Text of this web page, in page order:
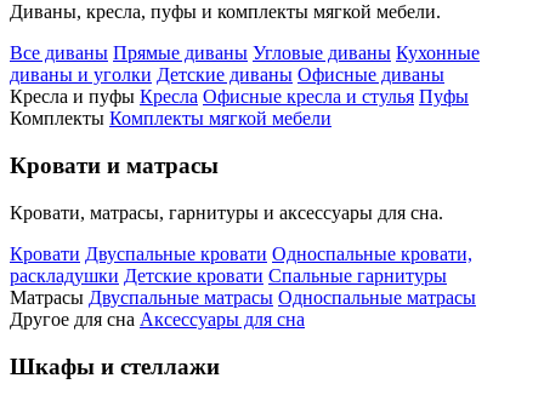
Диваны, кресла, пуфы и комплекты мягкой мебели.
Все диваны Прямые диваны Угловые диваны Кухонные
диваны и уголки Детские диваны Офисные диваны
Кресла и пуфы Кресла Офисные кресла и стулья Пуфы
Комплекты Комплекты мягкой мебели
Кровати и матрасы
Кровати, матрасы, гарнитуры и аксессуары для сна.
Кровати Двуспальные кровати Односпальные кровати,
раскладушки Детские кровати Спальные гарнитуры
Матрасы Двуспальные матрасы Односпальные матрасы
Другое для сна Аксессуары для сна
Шкафы и стеллажи